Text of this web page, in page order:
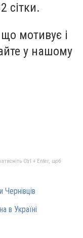
сітки.
мотивує і
у нашому
Ctrl + Enter, щоб
Чернівців
в Україні